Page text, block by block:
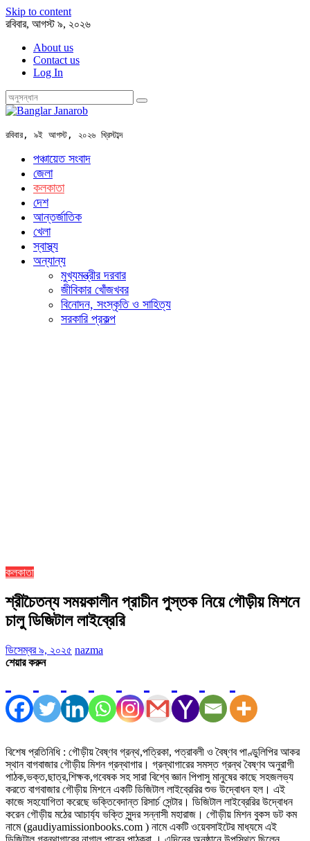
Skip to content
রবিবার, আগস্ট ৯, ২০২৬
About us
Contact us
Log In
রবিবার, ৯ই আগস্ট, ২০২৬ খ্রিস্টাব্দ
পঞ্চায়েত সংবাদ
জেলা
কলকাতা
দেশ
আন্তর্জাতিক
খেলা
স্বাস্থ্য
অন্যান্য
মুখ্যমন্ত্রীর দরবার
জীবিকার খোঁজখবর
বিনোদন, সংস্কৃতি ও সাহিত্য
সরকারি প্রকল্প
কলকাতা
শ্রীচৈতন্য সময়কালীন প্রাচীন পুস্তক নিয়ে গৌড়ীয় মিশনে
চালু ডিজিটাল লাইব্রেরি
ডিসেম্বর ৯, ২০২৫ nazma
শেয়ার করুন
বিশেষ প্রতিনিধি : গৌড়ীয় বৈষ্ণব গ্রন্থ,পত্রিকা, পত্রাবলী ও বৈষ্ণব পাণ্ডুলিপির আকর
স্থান বাগবাজার গৌড়ীয় মিশন গ্রন্থাগার। গ্রন্থাগারের সমস্ত গ্রন্থ বৈষ্ণব অনুরাগী
পাঠক,ভক্ত,ছাত্র,শিক্ষক,গবেষক সহ সারা বিশ্বে জ্ঞান পিপাসু মানুষের কাছে সহজলভ্য
করতে বাগবাজার গৌড়ীয় মিশনে একটি ডিজিটাল লাইব্রেরির শুভ উদ্বোধন হল। এই
কাজে সহযোগিতা করেছে ভক্তিবেদান্ত রিসার্চ সেন্টার। ডিজিটাল লাইব্রেরির উদ্বোধন
করেন গৌড়ীয় মঠের আচার্য্য ভক্তি সুন্দর সন্নাসী মহারাজ। গৌড়ীয় মিশন বুকস ডট কম
নামে (gaudiyamissionbooks.com ) নামে একটি ওয়েবসাইটের মাধ্যমে এই